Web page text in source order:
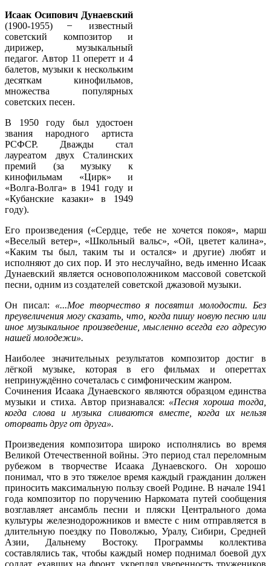
Исаак Осипович Дунаевский
(1900-1955) ̶ известный
советский композитор и
дирижер, музыкальный
педагог. Автор 11 оперетт и 4
балетов, музыки к нескольким
десяткам кинофильмов,
множества популярных
советских песен.
В 1950 году был удостоен
звания народного артиста
РСФСР. Дважды стал
лауреатом двух Сталинских
премий (за музыку к
кинофильмам «Цирк» и
«Волга-Волга» в 1941 году и
«Кубанские казаки» в 1949
году).
Его произведения («Сердце, тебе не хочется покоя», марш
«Веселый ветер», «Школьный вальс», «Ой, цветет калина»,
«Каким ты был, таким ты и остался» и другие) любят и
исполняют до сих пор. И это неслучайно, ведь именно Исаак
Дунаевский является основоположником массовой советской
песни, одним из создателей советской джазовой музыки.
Он писал: «...Мое творчество я посвятил молодости. Без
преувеличения могу сказать, что, когда пишу новую песню или
иное музыкальное произведение, мысленно всегда его адресую
нашей молодежи».
Наиболее значительных результатов композитор достиг в
лёгкой музыке, которая в его фильмах и опереттах
непринуждённо сочеталась с симфоническим жанром.
Сочинения Исаака Дунаевского являются образцом единства
музыки и стиха. Автор признавался: «Песня хороша тогда,
когда слова и музыка сливаются вместе, когда их нельзя
оторвать друг от друга».
Произведения композитора широко исполнялись во время
Великой Отечественной войны. Это период стал переломным
рубежом в творчестве Исаака Дунаевского. Он хорошо
понимал, что в это тяжелое время каждый гражданин должен
приносить максимальную пользу своей Родине. В начале 1941
года композитор по поручению Наркомата путей сообщения
возглавляет ансамбль песни и пляски Центрального дома
культуры железнодорожников и вместе с ним отправляется в
длительную поездку по Поволжью, Уралу, Сибири, Средней
Азии, Дальнему Востоку. Программы коллектива
составлялись так, чтобы каждый номер поднимал боевой дух
солдат, ехавших на фронт, укреплял уверенность тружеников